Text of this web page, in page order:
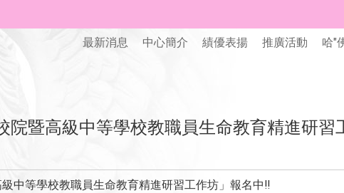
最新消息 中心簡介 績優表揚 推廣活動 哈"
暨高級中等學校教職員生命教育精進研習
中等學校教職員生命教育精進研習工作坊」報名中‼️